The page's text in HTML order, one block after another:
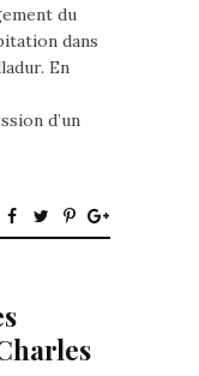
du
dans
En
d’un